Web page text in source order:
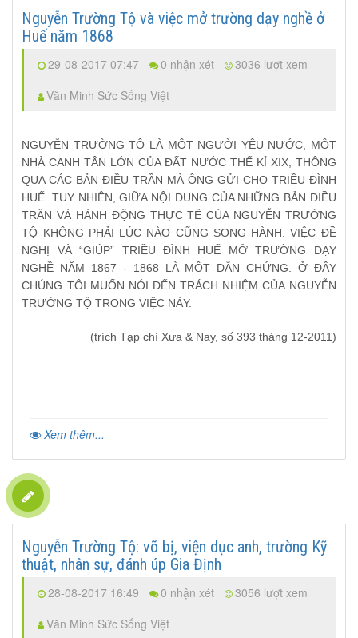
Nguyễn Trường Tộ và việc mở trường dạy nghề ở
Huế năm 1868
29-08-2017 07:47 0 nhận xét
3036 lượt xem
Văn Minh Sức Sống Việt
NGUYỄN TRƯỜNG TỘ LÀ MỘT NGƯỜI YÊU NƯỚC, MỘT
NHÀ CANH TÂN LỚN CỦA ĐẤT NƯỚC THẾ KỈ XIX, THÔNG
QUA CÁC BẢN ĐIỀU TRẦN MÀ ÔNG GỬI CHO TRIỀU ĐÌNH
HUẾ. TUY NHIÊN, GIỮA NỘI DUNG CỦA NHỮNG BẢN ĐIỀU
TRẦN VÀ HÀNH ĐỘNG THỰC TẾ CỦA NGUYỄN TRƯỜNG
TỘ KHÔNG PHẢI LÚC NÀO CŨNG SONG HÀNH. VIỆC ĐỀ
NGHỊ VÀ “GIÚP” TRIỀU ĐÌNH HUẾ MỞ TRƯỜNG DẠY
NGHỀ NĂM 1867 - 1868 LÀ MỘT DẪN CHỨNG. Ở ĐÂY
CHÚNG TÔI MUỐN NÓI ĐẾN TRÁCH NHIỆM CỦA NGUYỄN
TRƯỜNG TỘ TRONG VIỆC NÀY.
(trích Tạp chí Xưa & Nay, số 393 tháng 12-2011)
Xem thêm...
Nguyễn Trường Tộ: võ bị, viện dục anh, trường Kỹ
thuật, nhân sự, đánh úp Gia Định
28-08-2017 16:49 0 nhận xét
3056 lượt xem
Văn Minh Sức Sống Việt